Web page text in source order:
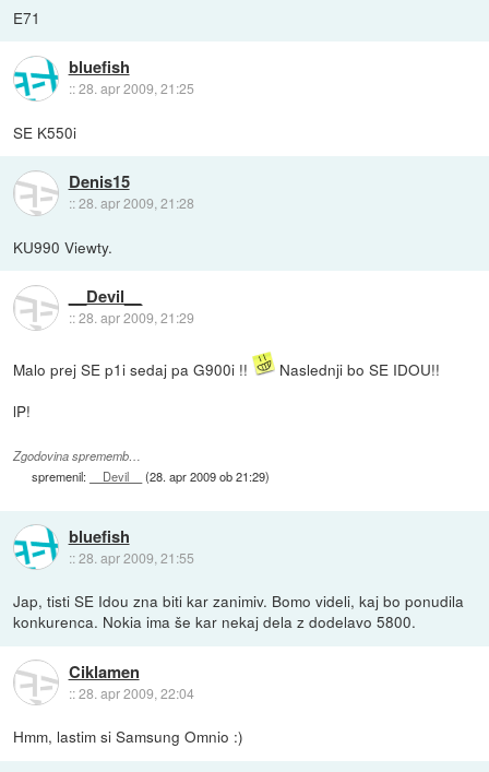
E71
bluefish
::28. apr 2009, 21:25
SE K550i
Denis15
::28. apr 2009, 21:28
KU990 Viewty.
__Devil__
::28. apr 2009, 21:29
Malo prej SE p1i sedaj pa G900i !!
Naslednji bo SE IDOU!!
lP!
Zgodovina sprememb…
spremenil: __Devil__ (28. apr 2009 ob 21:29)
bluefish
::28. apr 2009, 21:55
Jap, tisti SE Idou zna biti kar zanimiv. Bomo videli, kaj bo ponudila
konkurenca. Nokia ima še kar nekaj dela z dodelavo 5800.
Ciklamen
::28. apr 2009, 22:04
Hmm, lastim si Samsung Omnio :)